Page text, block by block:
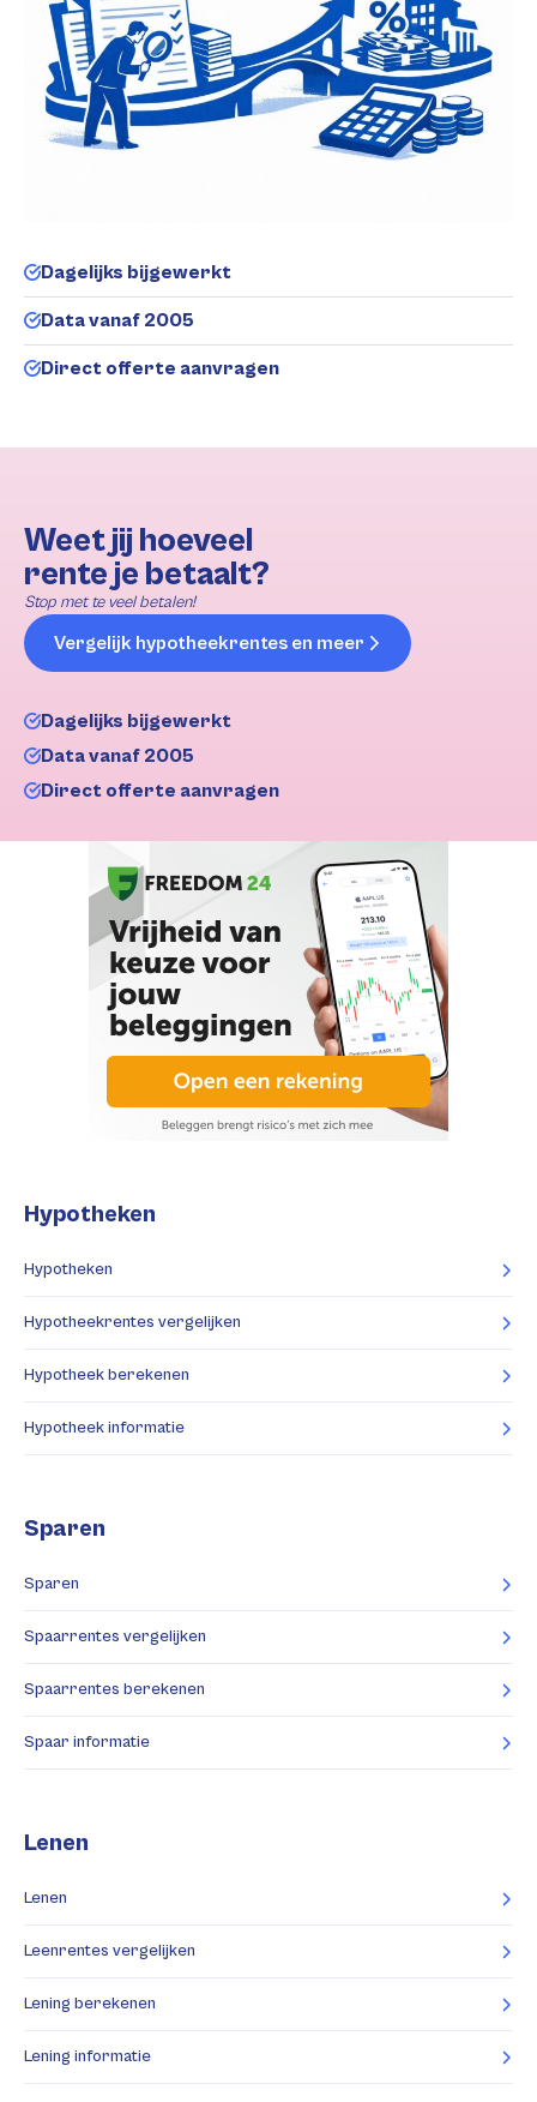
Dagelijks bijgewerkt
Data vanaf 2005
Direct offerte aanvragen
Weet jij hoeveel
rente je betaalt?
Stop met te veel betalen!
Vergelijk hypotheekrentes en meer
Dagelijks bijgewerkt
Data vanaf 2005
Direct offerte aanvragen
Hypotheken
Hypotheken
Hypotheekrentes vergelijken
Hypotheek berekenen
Hypotheek informatie
Sparen
Sparen
Spaarrentes vergelijken
Spaarrentes berekenen
Spaar informatie
Lenen
Lenen
Leenrentes vergelijken
Lening berekenen
Lening informatie